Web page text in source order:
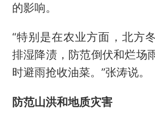
的影响。
“特别是在农业方面，北方
排湿降渍，防范倒伏和烂场
时避雨抢收油菜。”张涛说。
防范山洪和地质灾害